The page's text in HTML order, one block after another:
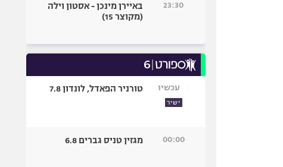
23:30
באיירן מינכן - אסטון וילה
(מקוצר 15)
עכשיו
ישיר
טורניר הפאדל, לונדון 7.8
00:00 מגזין טניס גברים 6.8